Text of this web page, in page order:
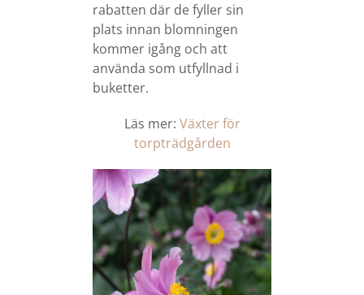
rabatten där de fyller sin
plats innan blomningen
kommer igång och att
använda som utfyllnad i
buketter.
Läs mer: Växter för
torpträdgården